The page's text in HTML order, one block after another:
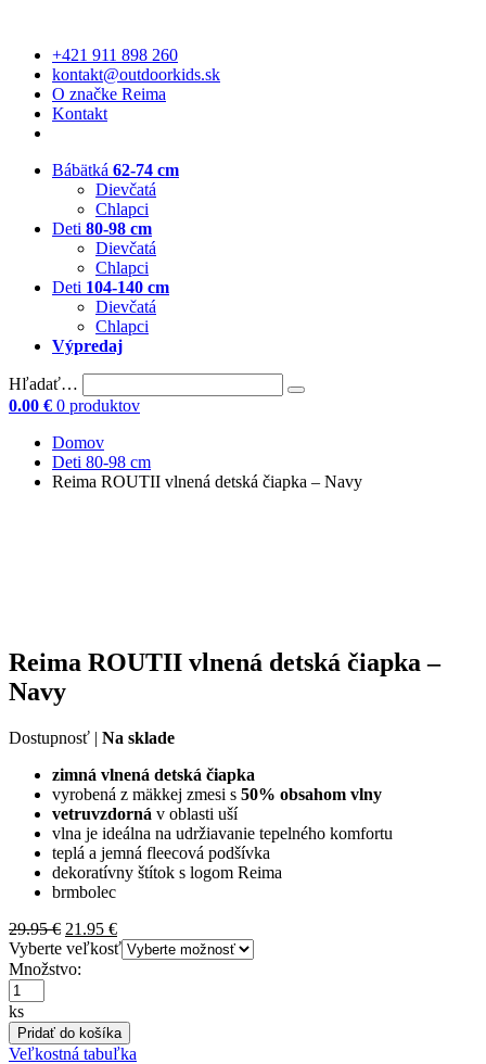
+421 911 898 260
kontakt@outdoorkids.sk
O značke Reima
Kontakt
Bábätká 62-74 cm
Dievčatá
Chlapci
Deti 80-98 cm
Dievčatá
Chlapci
Deti 104-140 cm
Dievčatá
Chlapci
Výpredaj
Hľadať…
0.00 € 0 produktov
Domov
Deti 80-98 cm
Reima ROUTII vlnená detská čiapka – Navy
Reima ROUTII vlnená detská čiapka –
Navy
Dostupnosť | Na sklade
zimná vlnená detská čiapka
vyrobená z mäkkej zmesi s 50% obsahom vlny
vetruvzdorná v oblasti uší
vlna je ideálna na udržiavanie tepelného komfortu
teplá a jemná fleecová podšívka
dekoratívny štítok s logom Reima
brmbolec
29.95€ Pôvodná
cena
bola:
21.95 €Aktuálna
cena
Vyberte veľkosť
Množstvo:
ks
Pridať do košíka
Veľkostná tabuľka